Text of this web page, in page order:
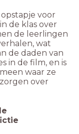
voor
de klas over
de leerlingen
wat
de daden van
in de film, en is
waar ze
over